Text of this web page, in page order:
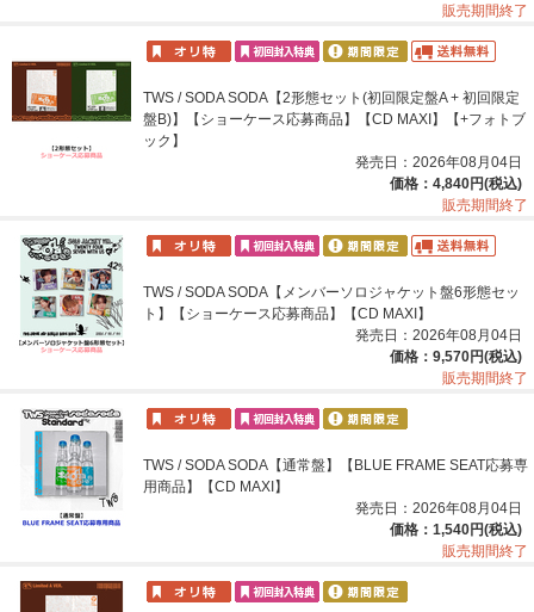
販売期間終了
TWS / SODA SODA【2形態セット(初回限定盤A + 初回限定
盤B)】【ショーケース応募商品】【CD MAXI】【+フォトブ
ック】
発売日：2026年08月04日
価格：4,840円(税込)
販売期間終了
TWS / SODA SODA【メンバーソロジャケット盤6形態セッ
ト】【ショーケース応募商品】【CD MAXI】
発売日：2026年08月04日
価格：9,570円(税込)
販売期間終了
TWS / SODA SODA【通常盤】【BLUE FRAME SEAT応募専
用商品】【CD MAXI】
発売日：2026年08月04日
価格：1,540円(税込)
販売期間終了